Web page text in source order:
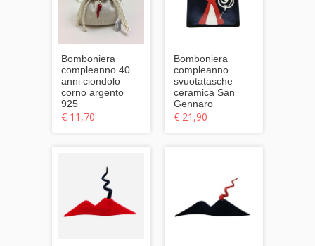
Bomboniera
compleanno 40
anni ciondolo
corno argento
925
€ 11,70
Bomboniera
compleanno
svuotatasche
ceramica San
Gennaro
€ 21,90